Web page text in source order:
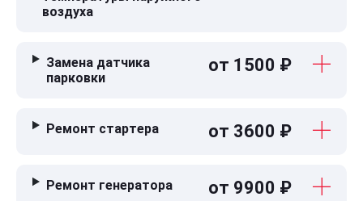
воздуха
Замена датчика
парковки
от 1500 ₽
Ремонт стартера от 3600 ₽
Ремонт генератора от 9900 ₽